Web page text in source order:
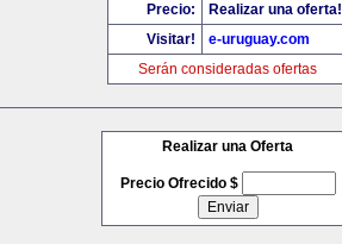
Precio:
Realizar una oferta!
Visitar!
e-uruguay.com
Serán consideradas ofertas
Realizar una Oferta
Precio Ofrecido $